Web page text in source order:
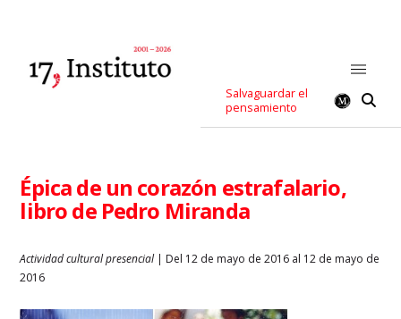
Salvaguardar el
pensamiento
Épica de un corazón estrafalario,
libro de Pedro Miranda
Actividad cultural presencial| Del 12 de mayo de 2016 al 12 de mayo de
2016